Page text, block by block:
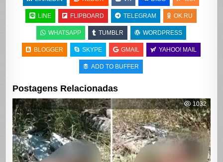
LINE FLIPBOARD TELEGRAM OK.RU
WHATSAPP TUMBLR WORDPRESS
BLOGGER SKYPE GMAIL YAHOO! MAIL
ADD TO BUFFER
Postagens Relacionadas
1032